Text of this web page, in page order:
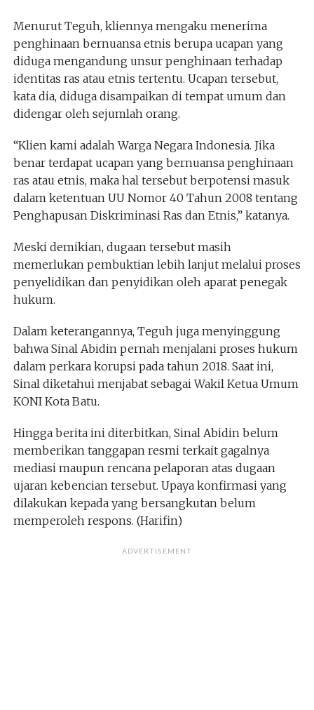
Menurut Teguh, kliennya mengaku menerima
penghinaan bernuansa etnis berupa ucapan yang
diduga mengandung unsur penghinaan terhadap
identitas ras atau etnis tertentu. Ucapan tersebut,
kata dia, diduga disampaikan di tempat umum dan
didengar oleh sejumlah orang.
“Klien kami adalah Warga Negara Indonesia. Jika
benar terdapat ucapan yang bernuansa penghinaan
ras atau etnis, maka hal tersebut berpotensi masuk
dalam ketentuan UU Nomor 40 Tahun 2008 tentang
Penghapusan Diskriminasi Ras dan Etnis,” katanya.
Meski demikian, dugaan tersebut masih
memerlukan pembuktian lebih lanjut melalui proses
penyelidikan dan penyidikan oleh aparat penegak
hukum.
Dalam keterangannya, Teguh juga menyinggung
bahwa Sinal Abidin pernah menjalani proses hukum
dalam perkara korupsi pada tahun 2018. Saat ini,
Sinal diketahui menjabat sebagai Wakil Ketua Umum
KONI Kota Batu.
Hingga berita ini diterbitkan, Sinal Abidin belum
memberikan tanggapan resmi terkait gagalnya
mediasi maupun rencana pelaporan atas dugaan
ujaran kebencian tersebut. Upaya konfirmasi yang
dilakukan kepada yang bersangkutan belum
memperoleh respons. (Harifin)
ADVERTISEMENT